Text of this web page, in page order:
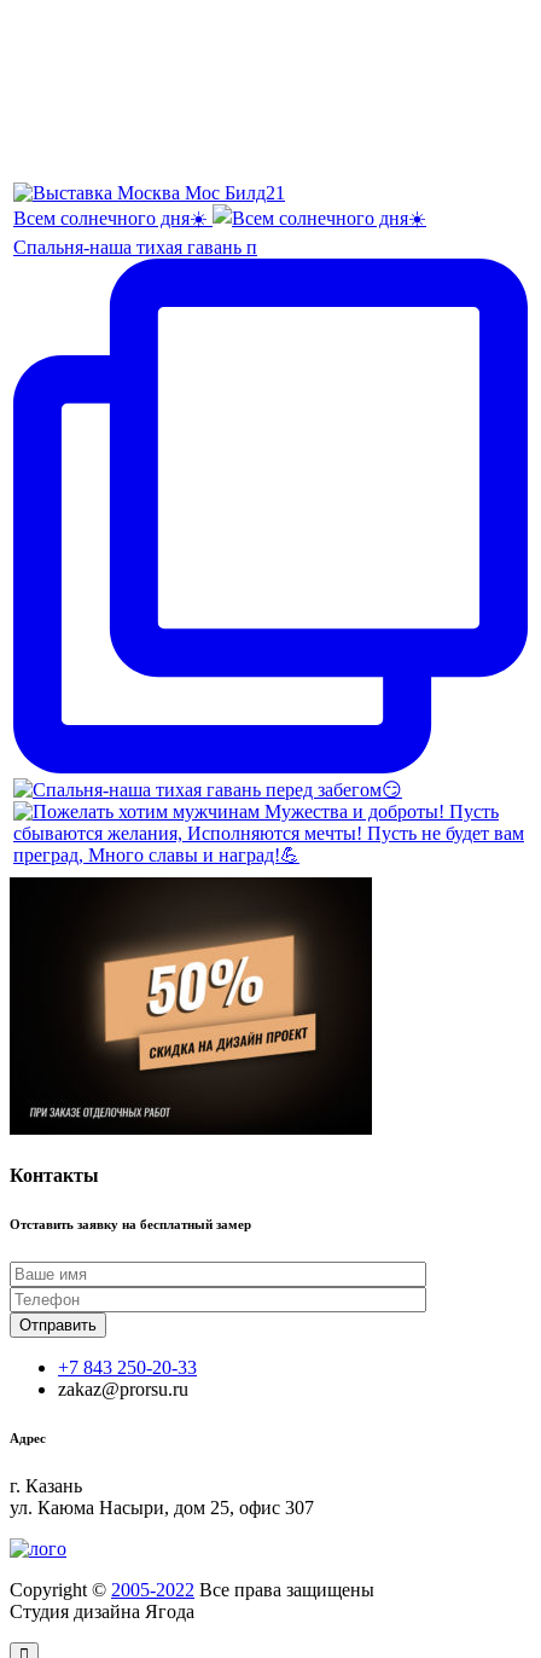
Всем солнечного дня☀️
Спальня-наша тихая гавань п
Контакты
Отставить заявку на бесплатный замер
+7 843 250-20-33
zakaz@prorsu.ru
Адрес
г. Казань
ул. Каюма Насыри, дом 25, офис 307
Copyright © 2005-2022 Все права защищены
Студия дизайна Ягода